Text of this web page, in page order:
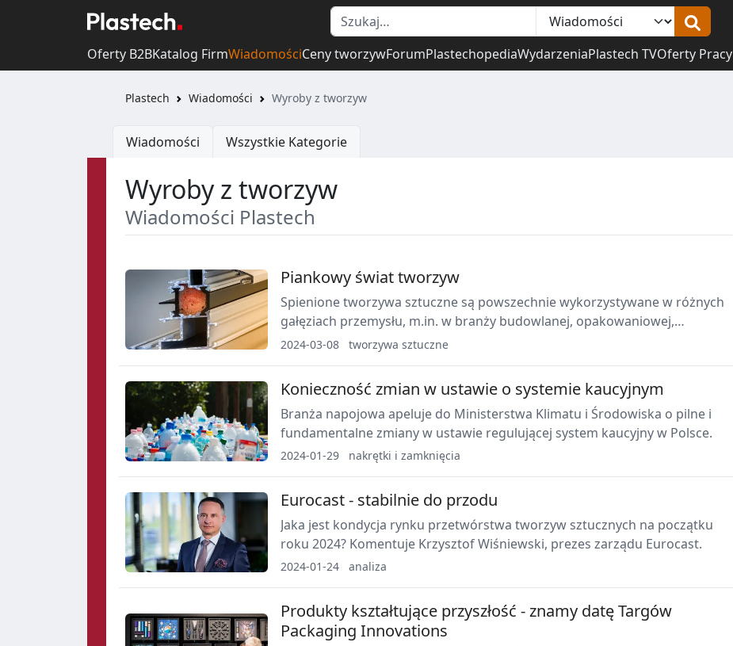
Oferty B2BKatalog FirmWiadomościCeny tworzywForumPlastechopediaWydarzeniaPlastech TVOferty Pracy
Plastech Wiadomości Wyroby z tworzyw
Wiadomości Wszystkie Kategorie
Wyroby z tworzyw
Wiadomości Plastech
Piankowy świat tworzyw
Spienione tworzywa sztuczne są powszechnie wykorzystywane w różnych
gałęziach przemysłu, m.in. w branży budowlanej, opakowaniowej,
obuwniczej czy motoryzacyjnej.
2024-03-08 tworzywa sztuczne
Konieczność zmian w ustawie o systemie kaucyjnym
Branża napojowa apeluje do Ministerstwa Klimatu i Środowiska o pilne i
fundamentalne zmiany w ustawie regulującej system kaucyjny w Polsce.
2024-01-29 nakrętki i zamknięcia
Eurocast - stabilnie do przodu
Jaka jest kondycja rynku przetwórstwa tworzyw sztucznych na początku
roku 2024? Komentuje Krzysztof Wiśniewski, prezes zarządu Eurocast.
2024-01-24 analiza
Produkty kształtujące przyszłość - znamy datę Targów
Packaging Innovations